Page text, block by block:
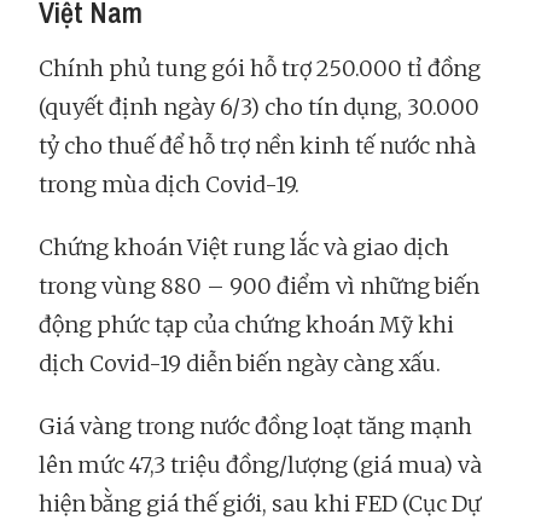
Việt Nam
Chính phủ tung gói hỗ trợ 250.000 tỉ đồng
(quyết định ngày 6/3) cho tín dụng, 30.000
tỷ cho thuế để hỗ trợ nền kinh tế nước nhà
trong mùa dịch Covid-19.
Chứng khoán Việt rung lắc và giao dịch
trong vùng 880 – 900 điểm vì những biến
động phức tạp của chứng khoán Mỹ khi
dịch Covid-19 diễn biến ngày càng xấu.
Giá vàng trong nước đồng loạt tăng mạnh
lên mức 47,3 triệu đồng/lượng (giá mua) và
hiện bằng giá thế giới, sau khi FED (Cục Dự